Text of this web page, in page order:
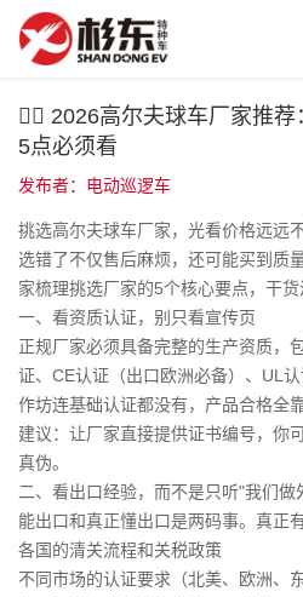
🏌️‍♂️ 2026高尔夫球车厂家推
5点必须看
发布者：电动巡逻车
挑选高尔夫球车厂家，光看价格远远
选错了不仅售后麻烦，还可能买到质
家梳理挑选厂家的5个核心要点，干货
一、看资质认证，别只看宣传页
正规厂家必须具备完整的生产资质，
证、CE认证（出口欧洲必备）、UL
作坊连基础认证都没有，产品合格全靠
建议：让厂家直接提供证书编号，你
真伪。
二、看出口经验，而不是只听"我们做
能出口和真正懂出口是两码事。真正
各国的清关流程和关税政策
不同市场的认证要求（北美、欧洲、